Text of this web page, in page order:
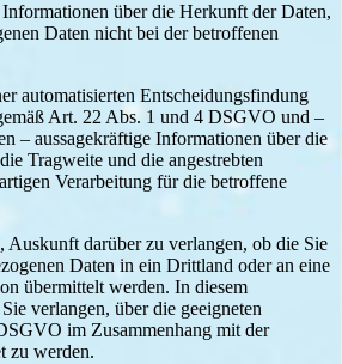
über die Herkunft der Daten,
Daten nicht bei der betroffenen
Entscheidungsfindung
Art. 22 Abs. 1 und 4 DSGVO und –
– aussagekräftige Informationen über die
Tragweite und die angestrebten
Verarbeitung für die betroffene
Auskunft darüber zu verlangen, ob die Sie
Daten in ein Drittland oder an eine
übermittelt werden. In diesem
verlangen, über die geeigneten
im Zusammenhang mit der
zu werden.